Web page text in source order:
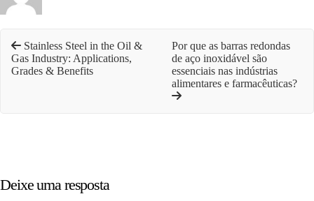
Stainless Steel in the Oil &
Gas Industry: Applications,
Grades & Benefits
Por que as barras redondas
de aço inoxidável são
essenciais nas indústrias
alimentares e farmacêuticas?
Deixe uma resposta